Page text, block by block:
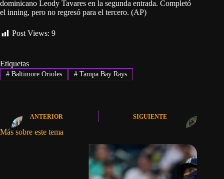
dominicano Leody Tavares en la segunda entrada. Completó
el inning, pero no regresó para el tercero. (AP)
Post Views: 9
Etiquetas
#Baltimore Orioles #Tampa Bay Rays
ANTERIOR SIGUIENTE
Más sobre este tema